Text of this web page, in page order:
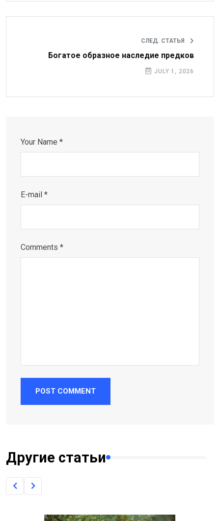
СЛЕД. СТАТЬЯ
Богатое образное наследие предков
JULY 1, 2026
Your Name *
E-mail *
Comments *
POST COMMENT
Другие статьи